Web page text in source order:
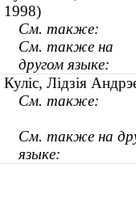
1998)
См. также:
См. также на
другом языке:
Куліс, Лідзія
См. также:
См. также на
языке: